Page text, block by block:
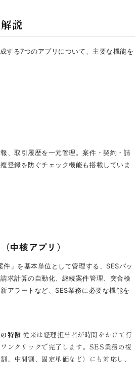
説
する7つのアプリについて、主要な機能を
、取引履歴を一元管理。案件・契約・請
登録を防ぐチェック機能も搭載していま
中核アプリ）
件」を基本単位として管理する、SESパッ
求計算の自動化、継続案件管理、突合検
アラートなど、SES業務に必要な機能を
特徴 従来は経理担当者が時間をかけて行
ンクリックで完了します。SES業務の複
、中間割、固定単価など）にも対応し、